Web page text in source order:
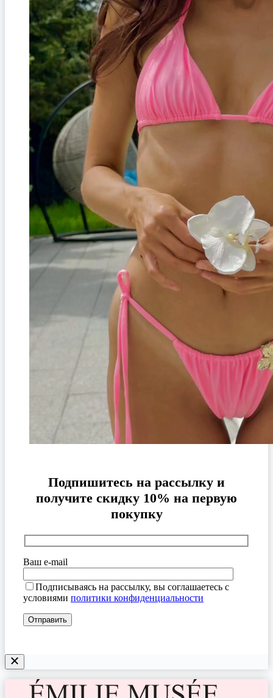
Подпишитесь на рассылку и
получите скидку 10% на первую
покупку
Ваш e-mail
Подписываясь на рассылку, вы соглашаетесь с
условиями политики конфиденциальности